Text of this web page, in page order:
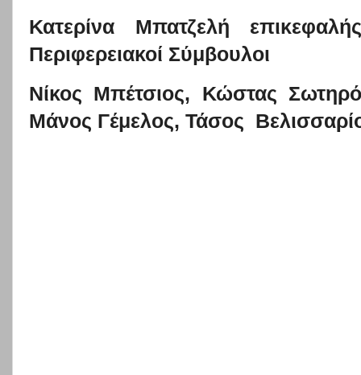
Κατερίνα Μπατζελή
Περιφερειακοί Σύμβουλοι
Νίκος Μπέτσιος, Κώστας
Μάνος Γέμελος, Τάσος